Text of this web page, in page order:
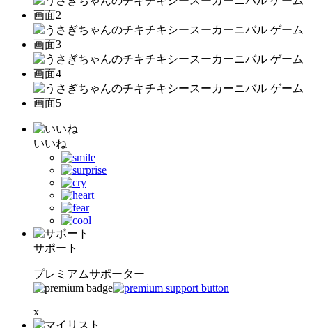
いいね
サポート
プレミアムサポーター
x